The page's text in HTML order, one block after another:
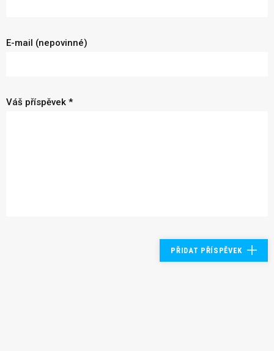
E-mail (nepovinné)
Váš příspěvek *
PŘIDAT PŘÍSPĚVEK